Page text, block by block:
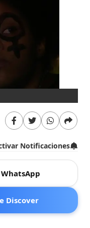
Notificaciones
Discover